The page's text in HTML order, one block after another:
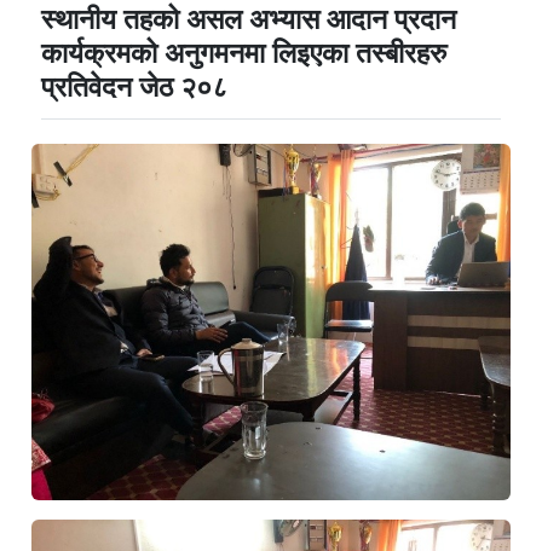
स्थानीय तहको असल अभ्यास आदान प्रदान
कार्यक्रमको अनुगमनमा लिइएका तस्बीरहरु
प्रतिवेदन जेठ २०८